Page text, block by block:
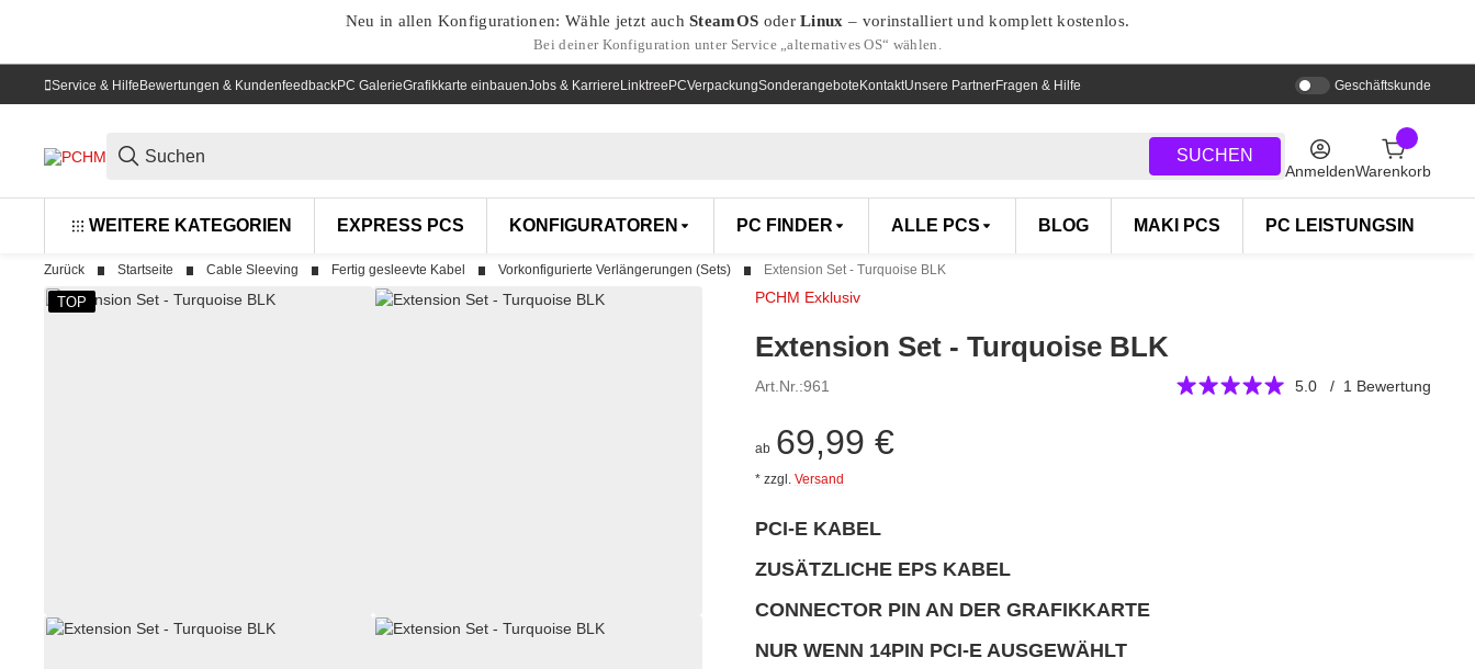
Neu in allen Konfigurationen: Wähle jetzt auchSteamOS oderLinux – vorinstalliert und komplett kostenlos.
Bei deiner Konfiguration unter Service „alternatives OS“ wählen.
Service & HilfeBewertungen & KundenfeedbackPC GalerieGrafikkarte einbauenJobs & KarriereLinktreePCVerpackungSonderangeboteKontaktUnsere PartnerFragen & Hilfe Geschäftskunde
SUCHEN
AnmeldenWarenkorb
WEITERE KATEGORIEN EXPRESS PCS KONFIGURATOREN PC FINDER ALLE PCS BLOG MAKI PCS PC LEISTUNGSINDEX
Zurück Startseite Cable Sleeving Fertig gesleevte Kabel Vorkonfigurierte Verlängerungen (Sets) Extension Set - Turquoise BLK
TOP PCHM Exklusiv
Extension Set - Turquoise BLK
Art.Nr.:961 5.0 / 1 Bewertung
ab 69,99 €
* zzgl. Versand
PCI-E KABEL
ZUSÄTZLICHE EPS KABEL
CONNECTOR PIN AN DER GRAFIKKARTE
NUR WENN 14PIN PCI-E AUSGEWÄHLT